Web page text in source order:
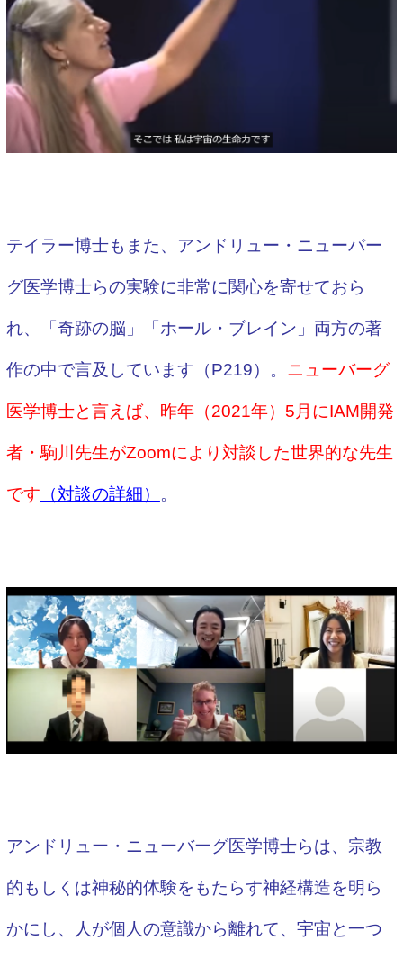
テイラー博士もまた、アンドリュー・ニューバー
グ医学博士らの実験に非常に関心を寄せておら
れ、「奇跡の脳」「ホール・ブレイン」両方の著
作の中で言及しています（P219）。 ニューバーグ
医学博士と言えば、昨年（2021年）5月にIAM開発
者・駒川先生がZoomにより対談した世界的な先生
です （対談の詳細） 。
アンドリュー・ニューバーグ医学博士らは、宗教
的もしくは神秘的体験をもたらす神経構造を明ら
かにし、人が個人の意識から離れて、宇宙と一つ